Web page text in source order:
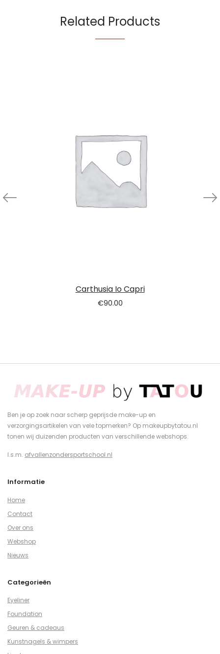
Related Products
Carthusia Io Capri
€90.00
Ben je op zoek naar scherp geprijsde make-up en
verzorgingsartikelen van vele topmerken? Op makeupbytatou.nl
tonen wij duizenden producten van verschillende webshops.
I.s.m. afvallenzondersportschool.nl
Informatie
Home
Contact
Over ons
Webshop
Nieuws
Categorieën
Eyeliner
Foundation
Geuren & cadeaus
Kunstnagels & wimpers